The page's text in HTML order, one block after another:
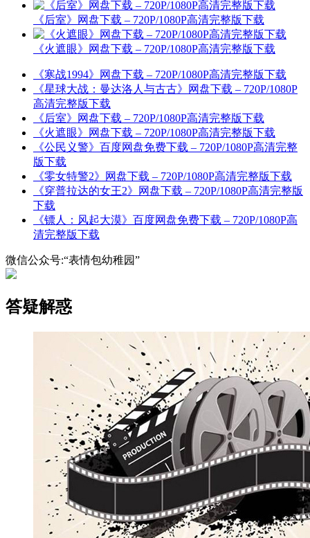
《后室》网盘下载 – 720P/1080P高清完整版下载
《火遮眼》网盘下载 – 720P/1080P高清完整版下载
《寒战1994》网盘下载 – 720P/1080P高清完整版下载
《星球大战：曼达洛人与古古》网盘下载 – 720P/1080P
高清完整版下载
《后室》网盘下载 – 720P/1080P高清完整版下载
《火遮眼》网盘下载 – 720P/1080P高清完整版下载
《公民义警》百度网盘免费下载 – 720P/1080P高清完整
版下载
《零女特警2》网盘下载 – 720P/1080P高清完整版下载
《穿普拉达的女王2》网盘下载 – 720P/1080P高清完整版
下载
《镖人：风起大漠》百度网盘免费下载 – 720P/1080P高
清完整版下载
微信公众号:“表情包幼稚园”
答疑解惑